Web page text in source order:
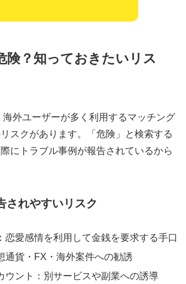
険？知っておきたいリス
外ユーザーが多く利用するマッチング
スクがあります。「危険」と検索する
にトラブル事例が報告されているから
されやすいリスク
恋愛感情を利用して金銭を要求する手口
通貨・FX・海外案件への勧誘
ウント：別サービスや副業への誘導